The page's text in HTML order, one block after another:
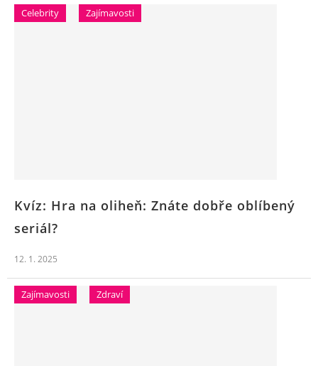
Celebrity Zajímavosti
Kvíz: Hra na oliheň: Znáte dobře oblíbený
seriál?
12. 1. 2025
Zajímavosti Zdraví